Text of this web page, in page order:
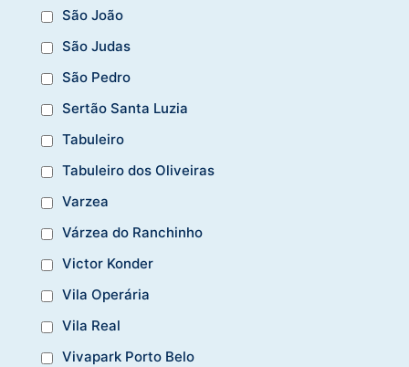
São João
São Judas
São Pedro
Sertão Santa Luzia
Tabuleiro
Tabuleiro dos Oliveiras
Varzea
Várzea do Ranchinho
Victor Konder
Vila Operária
Vila Real
Vivapark Porto Belo